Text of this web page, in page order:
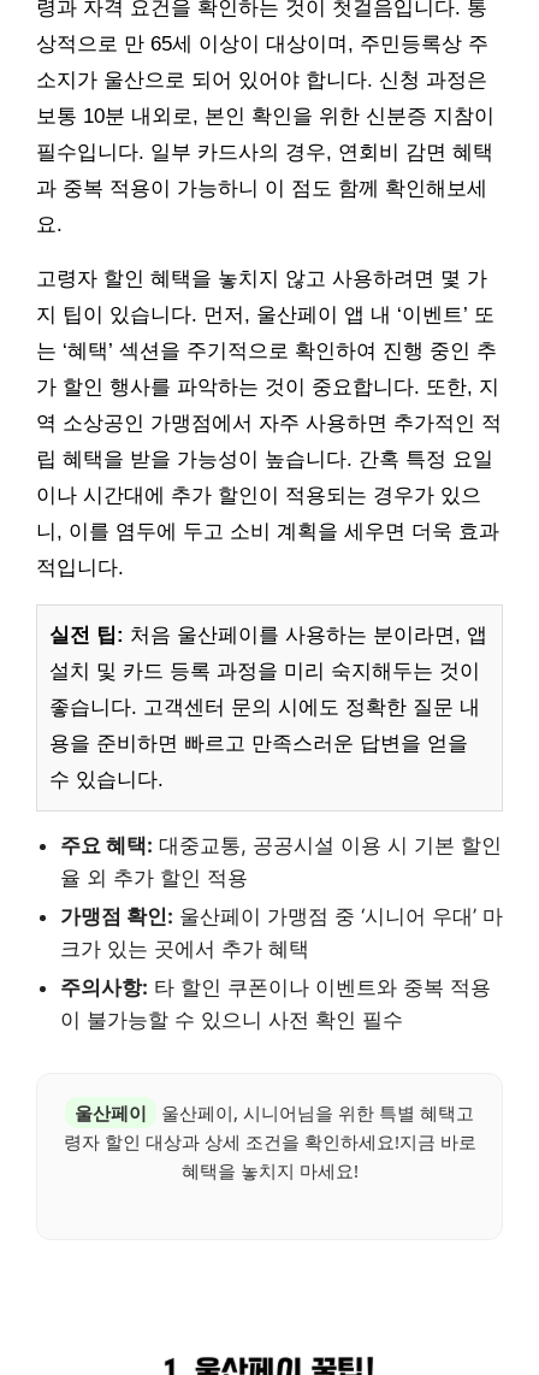
령과 자격 요건을 확인하는 것이 첫걸음입니다. 통
상적으로 만 65세 이상이 대상이며, 주민등록상 주
소지가 울산으로 되어 있어야 합니다. 신청 과정은
보통 10분 내외로, 본인 확인을 위한 신분증 지참이
필수입니다. 일부 카드사의 경우, 연회비 감면 혜택
과 중복 적용이 가능하니 이 점도 함께 확인해보세
요.
고령자 할인 혜택을 놓치지 않고 사용하려면 몇 가
지 팁이 있습니다. 먼저, 울산페이 앱 내 ‘이벤트’ 또
는 ‘혜택’ 섹션을 주기적으로 확인하여 진행 중인 추
가 할인 행사를 파악하는 것이 중요합니다. 또한, 지
역 소상공인 가맹점에서 자주 사용하면 추가적인 적
립 혜택을 받을 가능성이 높습니다. 간혹 특정 요일
이나 시간대에 추가 할인이 적용되는 경우가 있으
니, 이를 염두에 두고 소비 계획을 세우면 더욱 효과
적입니다.
실전 팁: 처음 울산페이를 사용하는 분이라면, 앱
설치 및 카드 등록 과정을 미리 숙지해두는 것이
좋습니다. 고객센터 문의 시에도 정확한 질문 내
용을 준비하면 빠르고 만족스러운 답변을 얻을
수 있습니다.
주요 혜택: 대중교통, 공공시설 이용 시 기본 할인
율 외 추가 할인 적용
가맹점 확인: 울산페이 가맹점 중 ‘시니어 우대’ 마
크가 있는 곳에서 추가 혜택
주의사항: 타 할인 쿠폰이나 이벤트와 중복 적용
이 불가능할 수 있으니 사전 확인 필수
울산페이
울산페이, 시니어님을 위한 특별 혜택고
령자 할인 대상과 상세 조건을 확인하세요!지금 바로
혜택을 놓치지 마세요!